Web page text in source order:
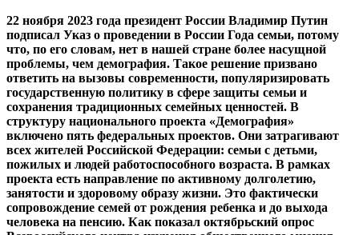
22 ноября 2023 года президент России Владимир Путин
подписал Указ о проведении в России Года семьи, потому
что, по его словам, нет в нашей стране более насущной
проблемы, чем демография. Такое решение призвано
ответить на вызовы современности, популяризировать
государственную политику в сфере защиты семьи и
сохранения традиционных семейных ценностей. В
структуру национального проекта «Демография»
включено пять федеральных проектов. Они затрагивают
всех жителей Российской Федерации: семьи с детьми,
пожилых и людей работоспособного возраста. В рамках
проекта есть направление по активному долголетию,
занятости и здоровому образу жизни. Это фактически
сопровождение семей от рождения ребенка и до выхода
человека на пенсию. Как показал октябрьский опрос